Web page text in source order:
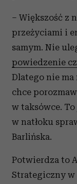
– Większość z
przeżyciami i
samym. Nie
powiedzenie
Dlatego nie
chce
w taksówce.
w natłoku
Barlińska.
Potwierdza to
Strategiczny w